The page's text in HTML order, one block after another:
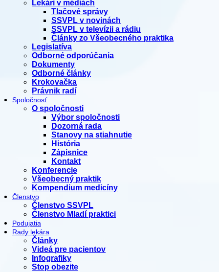
Lekári v médiách
Tlačové správy
SSVPL v novinách
SSVPL v televízii a rádiu
Články zo Všeobecného praktika
Legislatíva
Odborné odporúčania
Dokumenty
Odborné články
Krokovačka
Právnik radí
Spoločnosť
O spoločnosti
Výbor spoločnosti
Dozorná rada
Stanovy na stiahnutie
História
Zápisnice
Kontakt
Konferencie
Všeobecný praktik
Kompendium medicíny
Členstvo
Členstvo SSVPL
Členstvo Mladí praktici
Podujatia
Rady lekára
Články
Videá pre pacientov
Infografiky
Stop obezite